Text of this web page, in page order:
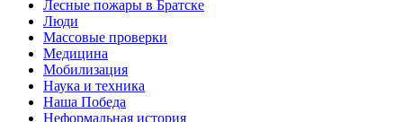
Лесные пожары в Братске
Люди
Массовые проверки
Медицина
Мобилизация
Наука и техника
Наша Победа
Неформальная история